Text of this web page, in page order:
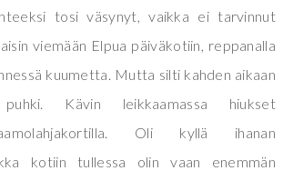
tosi väsynyt, vaikka ei tarvinnut
viemään Elpua päiväkotiin, reppanalla
kuumetta. Mutta silti kahden aikaan
Kävin leikkaamassa hiukset
Oli kyllä ihanan
kotiin tullessa olin vaan enemmän